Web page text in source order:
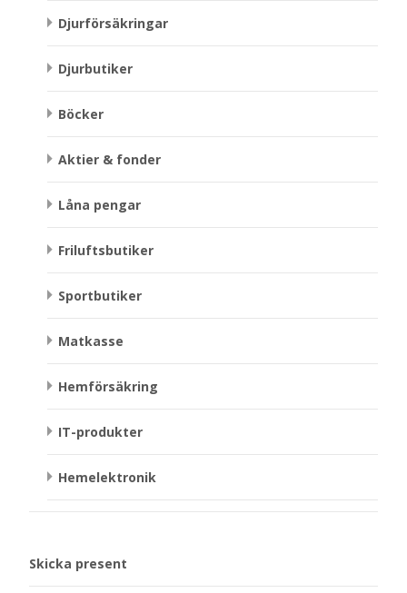
Djurförsäkringar
Djurbutiker
Böcker
Aktier & fonder
Låna pengar
Friluftsbutiker
Sportbutiker
Matkasse
Hemförsäkring
IT-produkter
Hemelektronik
Skicka present